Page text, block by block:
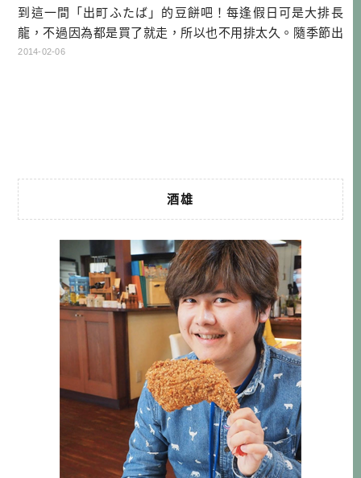
到這一間「出町ふたば」的豆餅吧！每逢假日可是大排長
龍，不過因為都是買了就走，所以也不用排太久。隨季節出
的甜點也會有所不同，會使用當季食材來製作，如果是甜食
2014-02-06
酒雄